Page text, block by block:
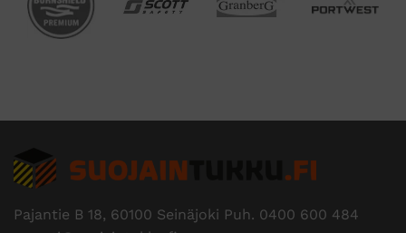
Pajantie B 18, 60100 Seinäjoki Puh. 0400 600 484